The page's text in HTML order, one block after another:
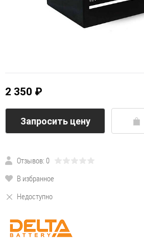
2 350 ₽
Запросить цену
Отзывов: 0
В избранное
Недоступно